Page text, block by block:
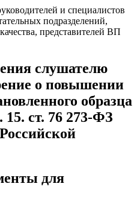
и специалистов
подразделений,
представителей ВП
слушателю
о повышении
образца
15. ст. 76 273-ФЗ
для